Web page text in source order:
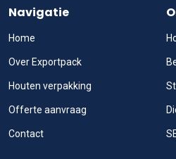
Navigatie
Home
Over Exportpack
Houten verpakking
Offerte aanvraag
Contact